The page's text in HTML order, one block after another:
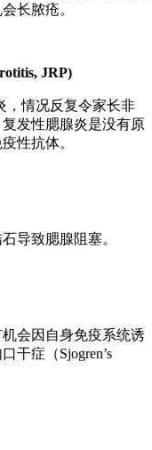
长脓疮。
JRP)
，情况反复令家长非
发性腮腺炎是没有原
性抗体。
导致腮腺阻塞。
会因自身免疫系统诱
干症（Sjogren’s